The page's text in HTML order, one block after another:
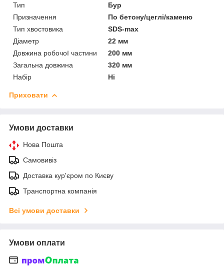
Тип
Бур
Призначення
По бетону/цеглі/каменю
Тип хвостовика
SDS-max
Діаметр
22 мм
Довжина робочої частини
200 мм
Загальна довжина
320 мм
Набір
Ні
Приховати
Умови доставки
Нова Пошта
Самовивіз
Доставка кур'єром по Києву
Транспортна компанія
Всі умови доставки
Умови оплати